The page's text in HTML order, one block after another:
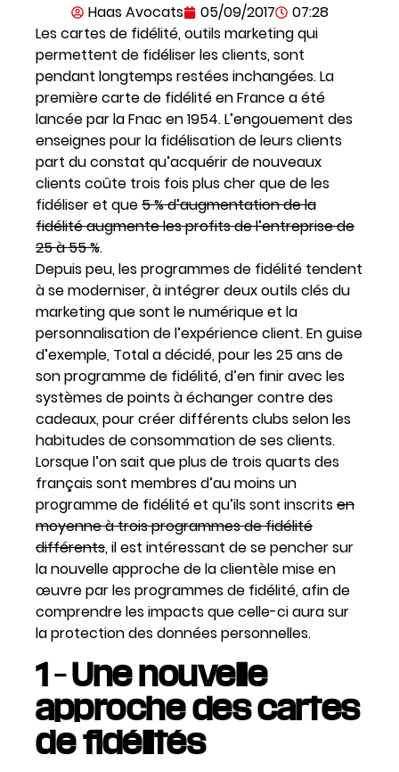
Haas Avocats 05/09/2017
07:28
Les cartes de fidélité, outils marketing qui
permettent de fidéliser les clients, sont
pendant longtemps restées inchangées. La
première carte de fidélité en France a été
lancée par la Fnac en 1954. L’engouement des
enseignes pour la fidélisation de leurs clients
part du constat qu’acquérir de nouveaux
clients coûte trois fois plus cher que de les
fidéliser et que5 % d’augmentation de la
fidélité augmente les profits de l’entreprise de
25 à 55 %.
Depuis peu, les programmes de fidélité tendent
à se moderniser, à intégrer deux outils clés du
marketing que sont le numérique et la
personnalisation de l’expérience client. En guise
d’exemple, Total a décidé, pour les 25 ans de
son programme de fidélité, d’en finir avec les
systèmes de points à échanger contre des
cadeaux, pour créer différents clubs selon les
habitudes de consommation de ses clients.
Lorsque l’on sait que plus de trois quarts des
français sont membres d’au moins un
programme de fidélité et qu’ils sont inscritsen
moyenne à trois programmes de fidélité
différents, il est intéressant de se pencher sur
la nouvelle approche de la clientèle mise en
œuvre par les programmes de fidélité, afin de
comprendre les impacts que celle-ci aura sur
la protection des données personnelles.
1 – Une nouvelle
approche des cartes
de fidélités